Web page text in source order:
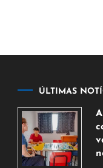
ÚLTIMAS